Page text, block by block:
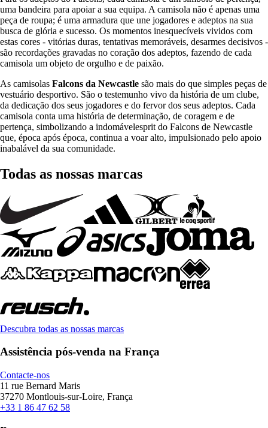
uma bandeira para apoiar a sua equipa. A camisola não é apenas uma
peça de roupa; é uma armadura que une jogadores e adeptos na sua
busca de glória e sucesso. Os momentos inesquecíveis vividos com
estas cores - vitórias duras, tentativas memoráveis, desarmes decisivos -
são recordações gravadas no coração dos adeptos, fazendo de cada
camisola um objeto de orgulho e de paixão.
As camisolas Falcons da Newcastle são mais do que simples peças de
vestuário desportivo. São o testemunho vivo da história de um clube,
da dedicação dos seus jogadores e do fervor dos seus adeptos. Cada
camisola conta uma história de determinação, de coragem e de
pertença, simbolizando a indomávelesprit do Falcons de Newcastle
que, época após época, continua a voar alto, impulsionado pelo apoio
inabalável da sua comunidade.
Todas as nossas marcas
Descubra todas as nossas marcas
Assistência pós-venda na França
Contacte-nos
11 rue Bernard Maris
37270 Montlouis-sur-Loire, França
+33 1 86 47 62 58